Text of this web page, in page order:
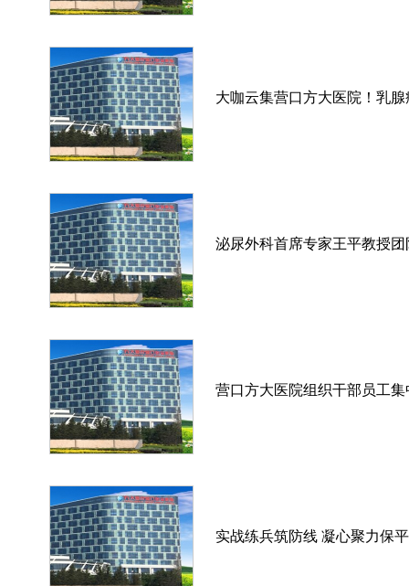
大咖云集营口方大医院！乳
泌尿外科首席专家王平教授
营口方大医院组织干部员工
实战练兵筑防线 凝心聚力保